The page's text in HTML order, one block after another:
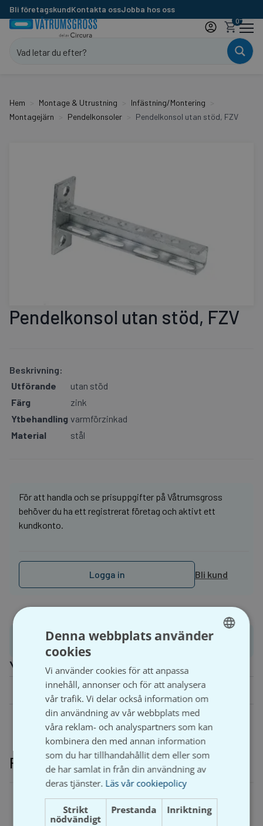
Bli företagskundKontakta ossJobba hos oss
0
Hem Montage & Utrustning
Infästning/Montering
Montagejärn
Pendelkonsoler Pendelkonsol utan stöd, FZV
Pendelkonsol utan stöd, FZV
Beskrivning:
Utförande
utan stöd
Färg
zink
Ytbehandling varmförzinkad
Material
stål
För att handla och se prisuppgifter på Våtrumsgross
behöver du ha ett registrerat företag och aktivt ett
kundkonto.
Logga in Bli kund
Produktinformation
Ytterligare information
Längd (mm) 150, 200, 250, 300, 400
Relaterade produkter
Denna webbplats använder
cookies
Vi använder cookies för att anpassa
innehåll, annonser och för att analysera
vår trafik. Vi delar också information om
din användning av vår webbplats med
våra reklam- och analyspartners som kan
kombinera den med annan information
som du har tillhandahållit dem eller som
de har samlat in från din användning av
deras tjänster. Läs vår cookiepolicy
Strikt
nödvändigt
Prestanda Inriktning